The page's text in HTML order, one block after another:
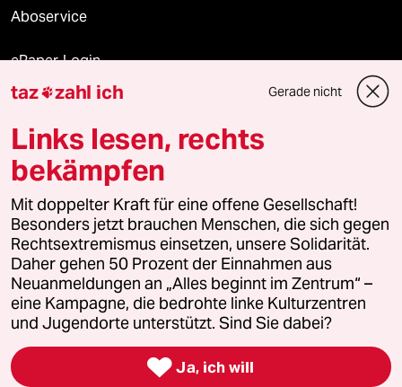
Aboservice
ePaper Login
Downloads für Abonnierende
© 2026 taz Verlags und Vertriebs GmbH
Alle Rechte vorbehalten. Bei rechtlichen Fragen oder für Genehmigungen
wenden Sie sich bitte an
lizenzen@taz.de
Feedback Redaktionsstatut Kommune-Richtlinien
Leitlinie Informant Datenschutz Impressum AGB
Seitenwende Einwilligungen widerrufen (Ads)
taz zahl ich Gerade nicht
Links lesen, rechts
bekämpfen
Mit doppelter Kraft für eine offene Gesellschaft!
Besonders jetzt brauchen Menschen, die sich gegen
Rechtsextremismus einsetzen, unsere Solidarität.
Daher gehen 50 Prozent der Einnahmen aus
Neuanmeldungen an „Alles beginnt im Zentrum“ –
eine Kampagne, die bedrohte linke Kulturzentren
und Jugendorte unterstützt. Sind Sie dabei?
 Ja, ich will